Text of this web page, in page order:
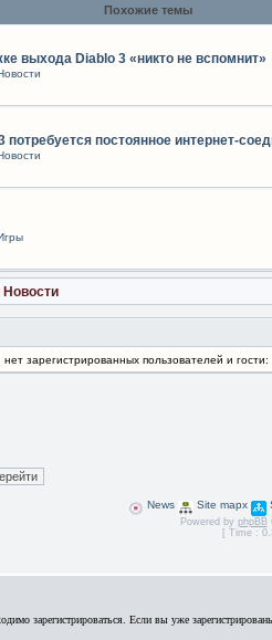
Похожие темы
выхода Diablo 3 «никто не вспомнит»
потребуется постоянное интернет-
Новости
зарегистрированных пользователей и гости:
News Site mapx
Powered by phpBB
[ Time :
зарегистрироваться. Если вы уже